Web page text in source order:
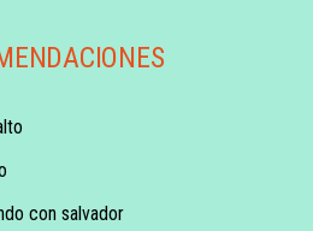
con salvador